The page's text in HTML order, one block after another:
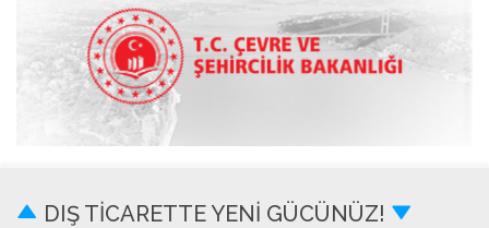
DIŞ TİCARETTE YENİ GÜCÜNÜZ!